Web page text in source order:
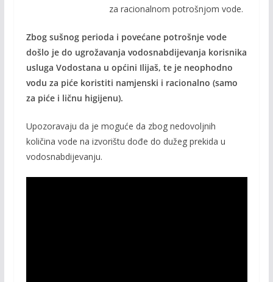
za racionalnom potrošnjom vode.
Zbog sušnog perioda i povećane potrošnje vode
došlo je do ugrožavanja vodosnabdijevanja korisnika
usluga Vodostana u općini Ilijaš, te je neophodno
vodu za piće koristiti namjenski i racionalno (samo
za piće i ličnu higijenu).
Upozoravaju da je moguće da zbog nedovoljnih
količina vode na izvorištu dođe do dužeg prekida u
vodosnabdijevanju.